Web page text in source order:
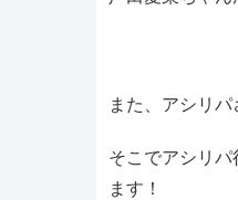
また、アシリ
そこでアシリ
ます！